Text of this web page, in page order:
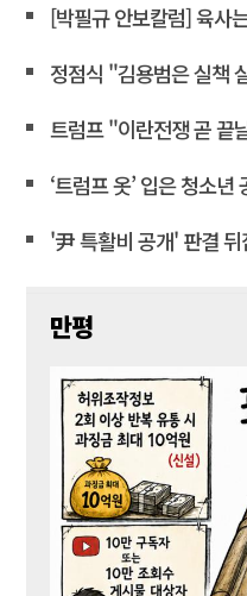
[박필규 안보칼럼] 육사
정점식 "김용범은 실책
트럼프 "이란전쟁 곧 끝날
‘트럼프 옷’ 입은 청소
'尹 특활비 공개' 판결 뒤집
만평